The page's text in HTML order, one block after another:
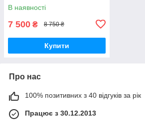
В наявності
7 500 ₴ 8 750 ₴
Купити
Про нас
100% позитивних з 40 відгуків за рік
Працює з 30.12.2013